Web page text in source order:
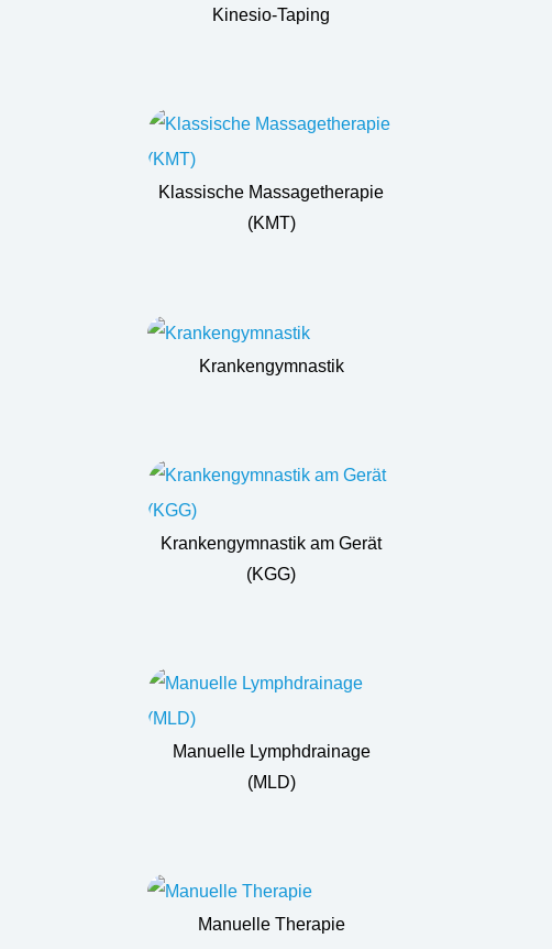
Kinesio-Taping
Klassische Massagetherapie
(KMT)
Krankengymnastik
Krankengymnastik am Gerät
(KGG)
Manuelle Lymphdrainage
(MLD)
Manuelle Therapie